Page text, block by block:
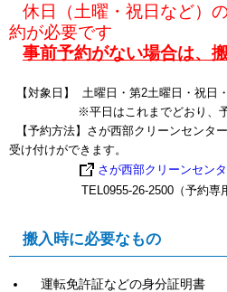
休日（土曜・祝日など）
約が必要です
事前予約がない場合は、
【対象日】 土曜日・第2土曜日・祝日
※平日はこれまでどおり、予約
【予約方法】さが西部クリーンセンタ
受け付けができます。
さが西部クリーンセン
TEL0955-26-2500（予約専用
搬入時に必要なもの
運転免許証などの身分証明書